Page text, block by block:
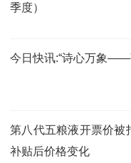
季度）
今日快讯:“诗心万象——
第八代五粮液开票价被
补贴后价格变化